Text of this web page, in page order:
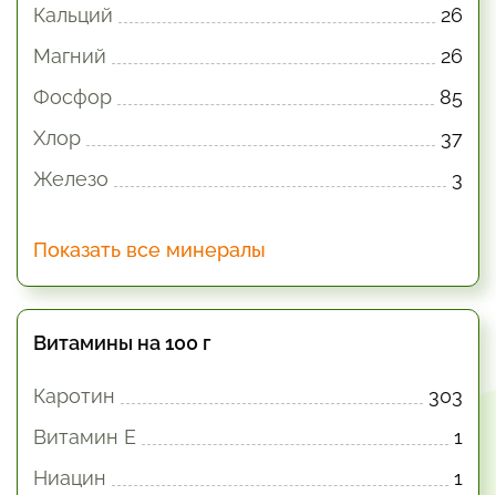
Кальций
26
Магний
26
Фосфор
85
Хлор
37
Железо
3
Показать все минералы
Витамины на 100 г
Каротин
303
Витамин E
1
Ниацин
1